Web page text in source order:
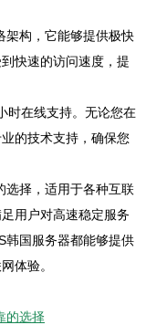
架构，它能够提供极快
快速的访问速度，提
时在线支持。无论您在
的技术支持，确保您
选择，适用于各种互联
用户对高速稳定服务
韩国服务器都能够提供
体验。
的选择